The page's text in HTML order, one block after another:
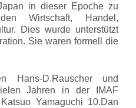
in dieser Epoche zu
Wirtschaft, Handel,
Dies wurde unterstützt
Sie waren formell die
Hans-D.Rauscher und
Jahren in der IMAF
Yamaguchi 10.Dan